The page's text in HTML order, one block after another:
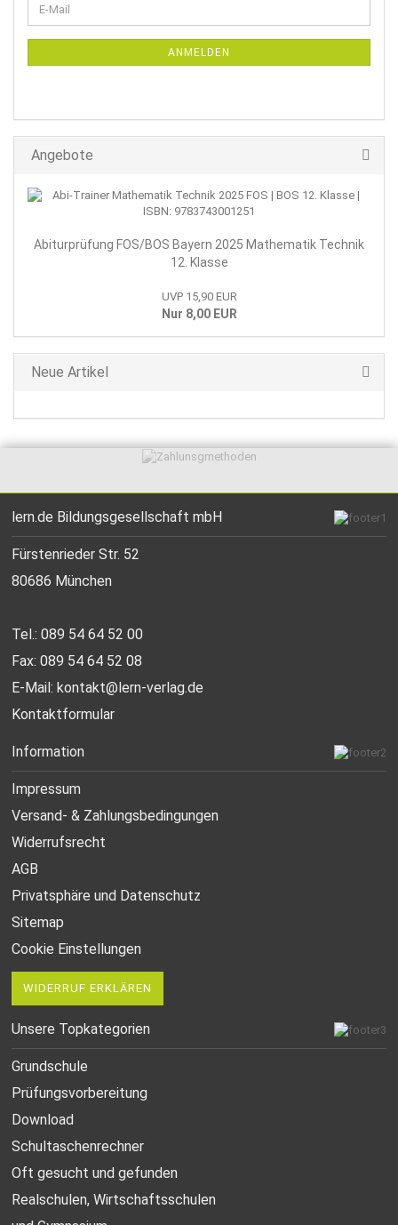
ZUR
E-
Mail
ANMELDEN
Angebote
Abiturprüfung FOS/BOS Bayern 2025 Mathematik Technik
12. Klasse
UVP 15,90 EUR
Nur 8,00 EUR
Neue Artikel
lern.de Bildungsgesellschaft mbH
Fürstenrieder Str. 52
80686 München
Tel.: 089 54 64 52 00
Fax: 089 54 64 52 08
E-Mail:kontakt@lern-verlag.de
Kontaktformular
Information
Impressum
Versand- & Zahlungsbedingungen
Widerrufsrecht
AGB
Privatsphäre und Datenschutz
Sitemap
Cookie Einstellungen
WIDERRUF ERKLÄREN
Unsere Topkategorien
Grundschule
Prüfungsvorbereitung
Download
Schultaschenrechner
Oft gesucht und gefunden
Realschulen,Wirtschaftsschulen